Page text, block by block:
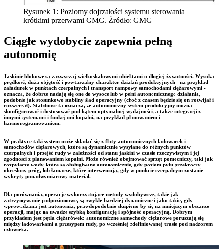
Rysunek 1: Poziomy dojrzałości systemu sterowania
krótkimi przerwami GMG. Źródło: GMG
Ciągłe wydobycie zapewnia pełną
autonomię
Jaskinie blokowe są zazwyczaj wielkoskalowymi obiektami o długiej żywotności. Wysoka
prędkość, duża objętość i powtarzalny charakter działań produkcyjnych - na przykład
załadunek w punktach czerpalnych i transport rampowy samochodami ciężarowymi -
oznacza, że dobrze nadają się one do wysoce lub w pełni autonomicznego działania,
podobnie jak stosunkowo stabilny ślad operacyjny (choć z czasem będzie się on rozwijał i
rozszerzał). Stabilność ta oznacza, że autonomiczny system produkcyjny można
skonfigurować i dostosować pod kątem optymalnej wydajności, a także integracji z
innymi systemami i funkcjami kopalni, na przykład planowaniem i
harmonogramowaniem.
W praktyce taki system może składać się z floty autonomicznych ładowarek i
samochodów ciężarowych, które są dynamicznie wysyłane do różnych punktów
czerpalnych i przejść rudy w zależności od stanu jaskini w czasie rzeczywistym i jej
zgodności z planowaniem kopalni. Może również obejmować sprzęt pomocniczy, taki jak
rozpylacze wody, które są obsługiwane autonomicznie, gdy poziom pyłu przekroczy
określony próg, lub łamacze, które interweniują, gdy w punkcie czerpalnym zostanie
wykryty ponadwymiarowy materiał.
Dla porównania, operacje wykorzystujące metody wydobywcze, takie jak
zatrzymywanie podpoziomowe, są zwykle bardziej dynamiczne i jako takie, gdy
wprowadzana jest autonomia, prawdopodobnie skupiono by się na mniejszym obszarze
operacji, mając na uwadze szybką konfigurację i spójność operacyjną. Dobrym
przykładem jest pętla ciężarówek: autonomiczne samochody ciężarowe poruszają się
między ładowarkami a przesypem rudy, po wcześniej zdefiniowanej trasie pod nadzorem
człowieka.